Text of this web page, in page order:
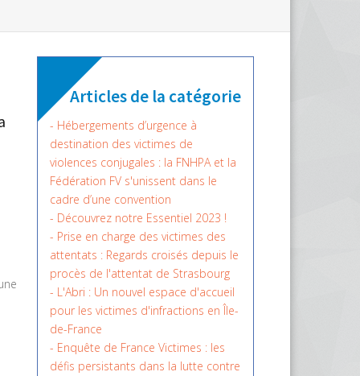
Articles de la catégorie
- Hébergements d’urgence à
destination des victimes de
violences conjugales : la FNHPA et la
Fédération FV s'unissent dans le
cadre d’une convention
- Découvrez notre Essentiel 2023 !
- Prise en charge des victimes des
attentats : Regards croisés depuis le
procès de l'attentat de Strasbourg
- L'Abri : Un nouvel espace d'accueil
pour les victimes d'infractions en Île-
de-France
- Enquête de France Victimes : les
défis persistants dans la lutte contre